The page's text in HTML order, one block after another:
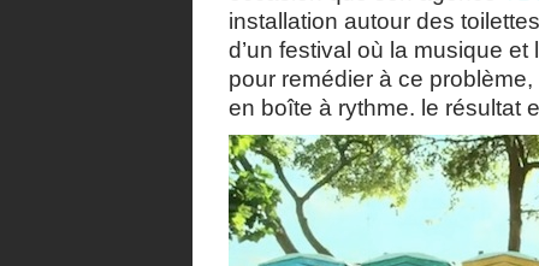
installation autour des
d’un festival où la musique
pour remédier à ce
en boîte à rythme. le résultat